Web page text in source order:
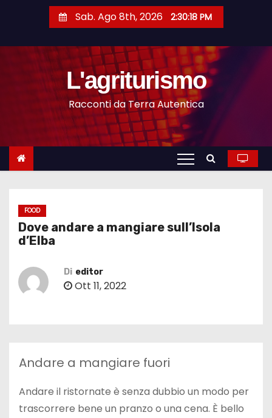
o
Sab. Ago 8th, 2026 2:30:18 PM
L'agriturismo
Racconti da Terra Autentica
FOOD
Dove andare a mangiare sull’Isola
d’Elba
Di editor
Ott 11, 2022
Andare a mangiare fuori
Andare il ristornate è senza dubbio un modo per
trascorrere bene un pranzo o una cena. È bello